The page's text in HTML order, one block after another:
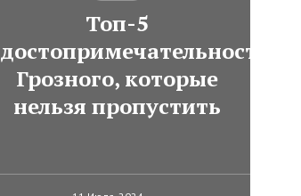
Топ-5
достопримечательностей
Грозного, которые
нельзя пропустить